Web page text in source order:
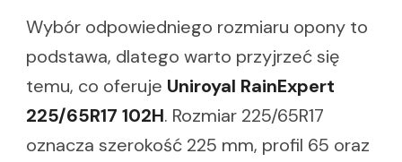
Wybór odpowiedniego rozmiaru opony to
podstawa, dlatego warto przyjrzeć się
temu, co oferuje Uniroyal RainExpert
225/65R17 102H. Rozmiar 225/65R17
oznacza szerokość 225 mm, profil 65 oraz